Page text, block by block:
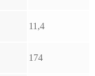
11,4
174